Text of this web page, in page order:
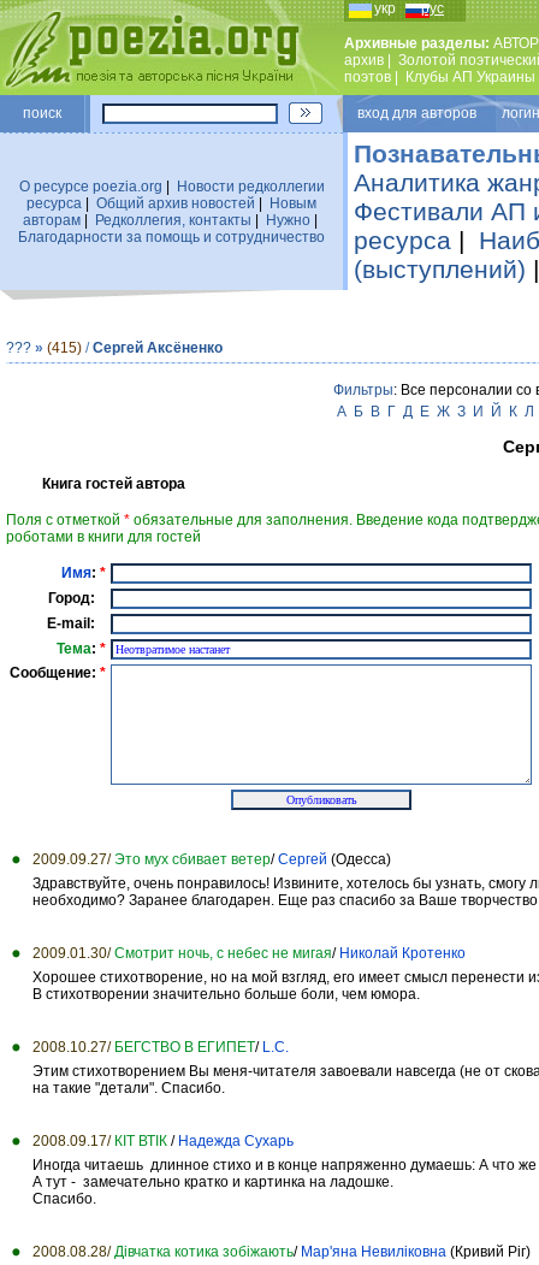
укр рус
Архивные разделы:
архив
Золотой
поэтов
Клубы АП Украины
поиск вход для авторов
О ресурсе poezia.org
Новости редколлегии
ресурса
Общий архив новостей
Новым
авторам| Редколлегия, контакты Нужно|
Благодарности за помощь и сотрудничество
Аналитика
Фестивали АП
ресурса |
(выступлений)
??? » (415) /Сергей Аксёненко
Фильтры: Все персоналии со
А
Б В Г Д Е Ж З И Й К Л
Книга гостей автора
Поля с отметкой * обязательные для заполнения. Введение кода
роботами в книги для гостей
Имя: *
Город:
E-mail:
Тема: *
Сообщение: *
2009.09.27/ Это мух сбивает ветер/Сергей (Одесса)
Здравствуйте, очень понравилось! Извините, хотелось бы узнать,
необходимо? Заранее благодарен. Еще раз спасибо за Ваше
2009.01.30/ Смотрит ночь, с небес не мигая/ Николай Кротенко
Хорошее стихотворение, но на мой взгляд, его имеет смысл перенести
В стихотворении значительно больше боли, чем юмора.
2008.10.27/ БЕГСТВО В ЕГИПЕТ/ L.C.
Этим стихотворением Вы меня-читателя завоевали навсегда (не от
на такие "детали". Спасибо.
2008.09.17/ КІТ ВТІК / Надежда Сухарь
Иногда читаешь длинное стихо и в конце напряженно думаешь: А что
А тут - замечательно кратко и картинка на ладошке.
Спасибо.
2008.08.28/ Дівчатка котика зобіжають/ Мар'яна Невиліковна (Кривий Ріг)